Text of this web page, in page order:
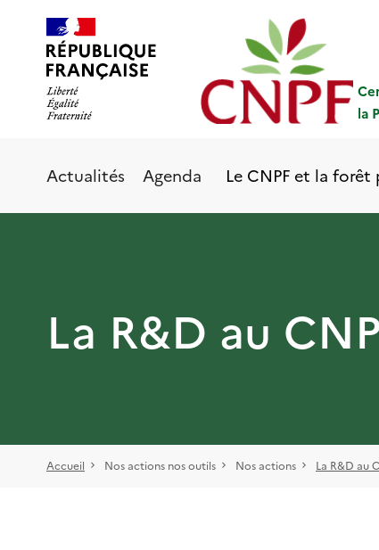
contenu
principal
la
Actualités Agenda Le CNPF et la forêt
La R&D au
Accueil Nos actions nos outils Nos actions La R&D au